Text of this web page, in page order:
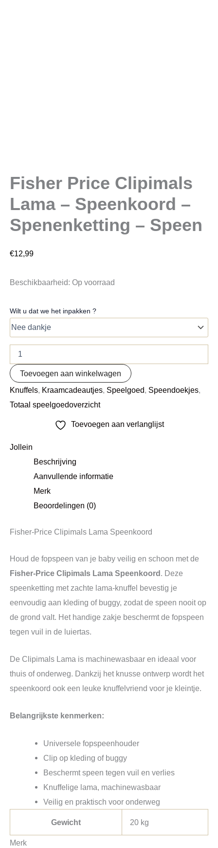
Fisher Price Clipimals
Lama – Speenkoord –
Spenenketting – Speen
€12,99
Beschikbaarheid: Op voorraad
Wilt u dat we het inpakken ?
Toevoegen aan winkelwagen
Knuffels, Kraamcadeautjes, Speelgoed, Speendoekjes,
Totaal speelgoedoverzicht
Toevoegen aan verlanglijst
Jollein
Beschrijving
Aanvullende informatie
Merk
Beoordelingen (0)
Fisher-Price Clipimals Lama Speenkoord
Houd de fopspeen van je baby veilig en schoon met de
Fisher-Price Clipimals Lama Speenkoord. Deze
speenketting met zachte lama-knuffel bevestig je
eenvoudig aan kleding of buggy, zodat de speen nooit op
de grond valt. Het handige zakje beschermt de fopspeen
tegen vuil in de luiertas.
De Clipimals Lama is machinewasbaar en ideaal voor
thuis of onderweg. Dankzij het knusse ontwerp wordt het
speenkoord ook een leuke knuffelvriend voor je kleintje.
Belangrijkste kenmerken:
Universele fopspeenhouder
Clip op kleding of buggy
Beschermt speen tegen vuil en verlies
Knuffelige lama, machinewasbaar
Veilig en praktisch voor onderweg
Gewicht 20 kg
Merk